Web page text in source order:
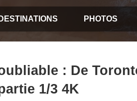
DESTINATIONS PHOTOS
: De
1/3 4K